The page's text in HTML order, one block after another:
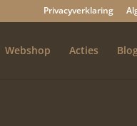
Privacyverklaring
Webshop Acties